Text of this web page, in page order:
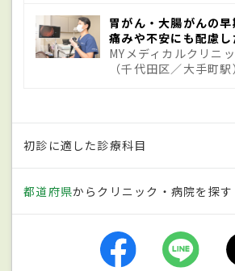
胃の中で生き続ける。ピロリ
す物質が、胃の粘膜を傷つけ
症。衛生環境の悪かった50代
菌していても胃潰瘍を発症し
る。そのほか、解熱や炎症、
のに用いられるNSAIDsの副
などで胃粘膜の機能が低下し
胃がん・大腸がんの早
痛みや不安にも配慮
MYメディカルクリニ
（千代田区／大手町駅
初診に適した診療科目
都道府県からクリニック・病院を探す